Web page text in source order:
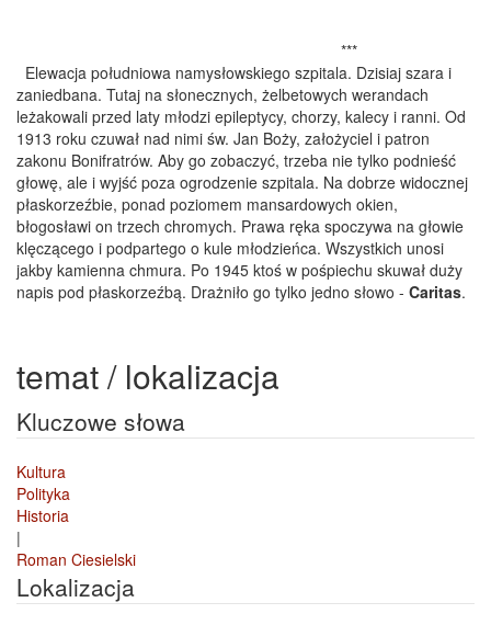
***
Elewacja południowa namysłowskiego szpitala. Dzisiaj szara i
zaniedbana. Tutaj na słonecznych, żelbetowych werandach
leżakowali przed laty młodzi epileptycy, chorzy, kalecy i ranni. Od
1913 roku czuwał nad nimi św. Jan Boży, założyciel i patron
zakonu Bonifratrów. Aby go zobaczyć, trzeba nie tylko podnieść
głowę, ale i wyjść poza ogrodzenie szpitala. Na dobrze widocznej
płaskorzeźbie, ponad poziomem mansardowych okien,
błogosławi on trzech chromych. Prawa ręka spoczywa na głowie
klęczącego i podpartego o kule młodzieńca. Wszystkich unosi
jakby kamienna chmura. Po 1945 ktoś w pośpiechu skuwał duży
napis pod płaskorzeźbą. Drażniło go tylko jedno słowo - Caritas.
temat / lokalizacja
Kluczowe słowa
Kultura
Polityka
Historia
|
Roman Ciesielski
Lokalizacja